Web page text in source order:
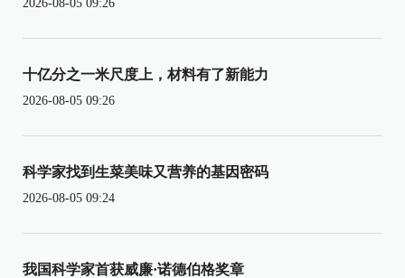
2026-08-05 09:26
十亿分之一米尺度上，材料有了新能力
2026-08-05 09:26
科学家找到生菜美味又营养的基因密码
2026-08-05 09:24
我国科学家首获威廉·诺德伯格奖章